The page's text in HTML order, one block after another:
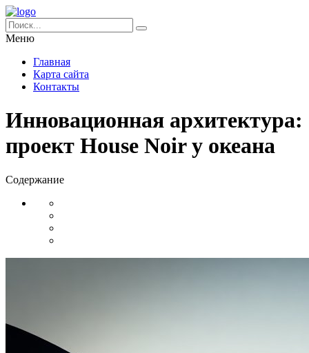
Меню
Главная
Карта сайта
Контакты
Инновационная архитектура:
проект House Noir у океана
Содержание